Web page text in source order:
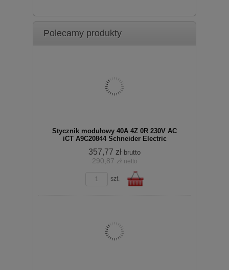
Polecamy produkty
zobacz szczegóły
Stycznik modułowy 40A 4Z 0R 230V AC
iCT A9C20844 Schneider Electric
357,77 zł brutto
290,87 zł netto
szt.
zobacz szczegóły